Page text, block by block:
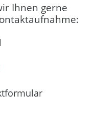
Ihnen gerne